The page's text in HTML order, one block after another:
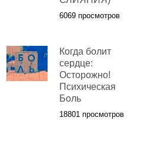
6069 просмотров
Когда болит
сердце:
Осторожно!
Психическая
Боль
18801 просмотров